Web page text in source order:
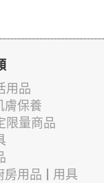
用品
膚保養
限量商品
房用品 | 用具